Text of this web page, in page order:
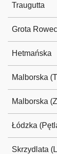
Traugutta
Grota
Hetmańska
Malborska
Malborska
Łódzka
Skrzydlata